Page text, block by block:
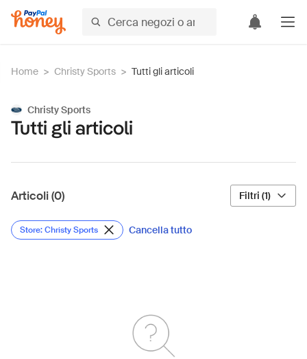
Home > Christy Sports > Tutti gli articoli
Christy Sports
Tutti gli articoli
Articoli (0) Filtri (1)
Store: Christy Sports Cancella tutto